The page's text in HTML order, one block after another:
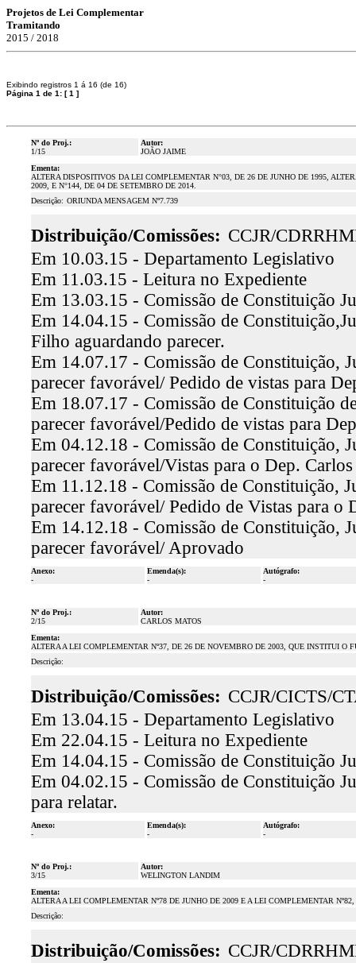
Projetos de Lei Complementar
Tramitando
2015 / 2018
Exibindo registros 1 á 16 (de 16)
Página 1 de 1: [1 ]
Nº do Proj.:
1/15
Autor:
JOÃO JAIME
Ementa:
ALTERA DISPOSITIVOS DA LEI COMPLEMENTAR N°03, DE 26 DE JUNHO DE 1995,
2009, E N°144, DE 04 DE SETEMBRO DE 2014.
Descrição: ORIUNDA MENSAGEM Nº7.739
Distribuição/Comissões: CCJR/
Em 10.03.15 - Departamento Legislativo
Em 11.03.15 - Leitura no Expediente
Em 13.03.15 - Comissão de Constituição
Em 14.04.15 - Comissão de
Filho aguardando parecer.
Em 14.07.17 - Comissão de Constituição,
parecer favorável/ Pedido de vistas para
Em 18.07.17 - Comissão de Constituição
parecer favorável/Pedido de vistas para
Em 04.12.18 - Comissão de Constituição,
parecer favorável/Vistas para o Dep.
Em 11.12.18 - Comissão de Constituição,
parecer favorável/ Pedido de Vistas para o
Em 14.12.18 - Comissão de Constituição,
parecer favorável/ Aprovado
Anexo:
-
Emenda(s):
-
Autógrafo:
-
Nº do Proj.:
2/15
Autor:
CARLOS MATOS
Ementa:
ALTERA A LEI COMPLEMENTAR Nº37, DE 26 DE NOVEMBRO DE 2003, QUE INSTITUI O
Descrição:
Distribuição/Comissões: CCJR/CICTS/
Em 13.04.15 - Departamento Legislativo
Em 22.04.15 - Leitura no Expediente
Em 14.04.15 - Comissão de Constituição
Em 04.02.15 - Comissão de Constituição
para relatar.
Anexo:
-
Emenda(s):
-
Autógrafo:
-
Nº do Proj.:
3/15
Autor:
WELINGTON LANDIM
Ementa:
ALTERA A LEI COMPLEMENTAR Nº78 DE JUNHO DE 2009 E A LEI COMPLEMENTAR
Descrição:
Distribuição/Comissões: CCJR/